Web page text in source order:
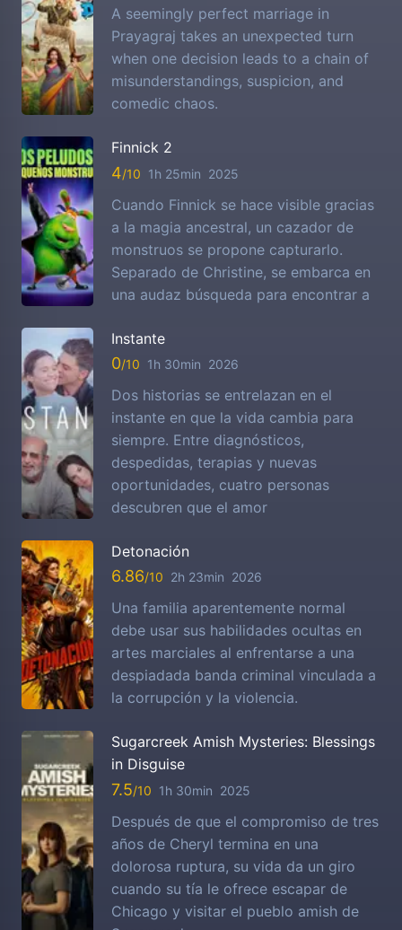
A seemingly perfect marriage in
Prayagraj takes an unexpected turn
when one decision leads to a chain of
misunderstandings, suspicion, and
comedic chaos.
Finnick 2
4 1h 25min 2025
Cuando Finnick se hace visible gracias
a la magia ancestral, un cazador de
monstruos se propone capturarlo.
Separado de Christine, se embarca en
una audaz búsqueda para encontrar a
Instante
0 1h 30min 2026
Dos historias se entrelazan en el
instante en que la vida cambia para
siempre. Entre diagnósticos,
despedidas, terapias y nuevas
oportunidades, cuatro personas
descubren que el amor
Detonación
6.86 2h 23min 2026
Una familia aparentemente normal
debe usar sus habilidades ocultas en
artes marciales al enfrentarse a una
despiadada banda criminal vinculada a
la corrupción y la violencia.
Sugarcreek Amish Mysteries: Blessings
in Disguise
7.5 1h 30min 2025
Después de que el compromiso de tres
años de Cheryl termina en una
dolorosa ruptura, su vida da un giro
cuando su tía le ofrece escapar de
Chicago y visitar el pueblo amish de